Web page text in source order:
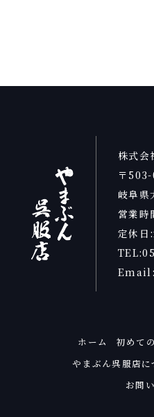
株式会
〒
岐阜県
営業
定休日
ホーム 初めて
やまぶん呉服店に
お問